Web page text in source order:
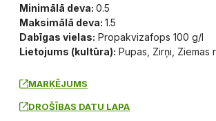
Minimālā deva: 0.5
Maksimālā deva: 1.5
Dabīgas vielas: Propakvizafops 100 g/l
Lietojums (kultūra): Pupas, Zirņi, Ziemas
MARĶĒJUMS
DROŠĪBAS DATU LAPA